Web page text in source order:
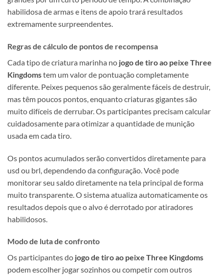
habilidosa de armas e itens de apoio trará resultados
extremamente surpreendentes.
Regras de cálculo de pontos de recompensa
Cada tipo de criatura marinha no jogo de tiro ao peixe Three
Kingdomstem um valor de pontuação completamente
diferente. Peixes pequenos são geralmente fáceis de destruir,
mas têm poucos pontos, enquanto criaturas gigantes são
muito difíceis de derrubar. Os participantes precisam calcular
cuidadosamente para otimizar a quantidade de munição
usada em cada tiro.
Os pontos acumulados serão convertidos diretamente para
usd ou brl, dependendo da configuração. Você pode
monitorar seu saldo diretamente na tela principal de forma
muito transparente. O sistema atualiza automaticamente os
resultados depois que o alvo é derrotado por atiradores
habilidosos.
Modo de luta de confronto
Os participantes do jogo de tiro ao peixe Three Kingdoms
podem escolher jogar sozinhos ou competir com outros